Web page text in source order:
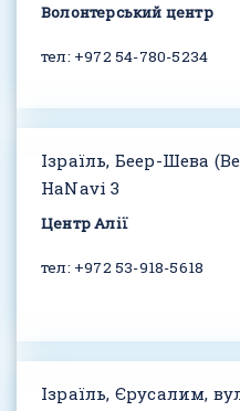
Волонтерський центр
тел: +972 54-780-5234
Ізраїль, Беер-Шева
HaNavi 3
Центр Алії
тел: +972 53-918-5618
Ізраїль, Єрусалим,